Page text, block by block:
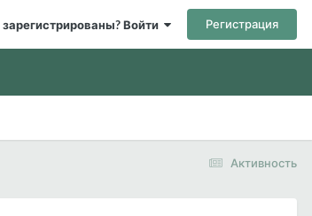
Войти Регистрация
Активность